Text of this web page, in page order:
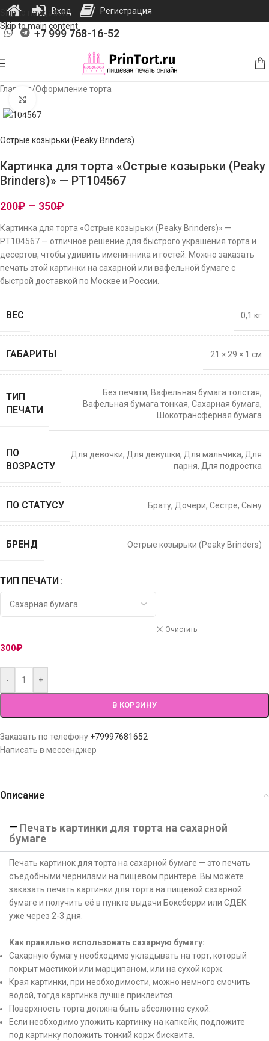
Skip to navigation
Skip to main content
+7 999 768-16-52
Главная/Оформление торта
Острые козырьки (Peaky Brinders)
Картинка для торта «Острые козырьки (Peaky
Brinders)» — PT104567
200₽ – 350₽
Картинка для торта «Острые козырьки (Peaky Brinders)» —
PT104567 — отличное решение для быстрого украшения торта и
десертов, чтобы удивить именинника и гостей. Можно заказать
печать этой картинки на сахарной или вафельной бумаге с
быстрой доставкой по Москве и России.
ВЕС 0,1 кг
ГАБАРИТЫ 21 × 29 × 1 см
ТИП
ПЕЧАТИ
Без печати, Вафельная бумага толстая,
Вафельная бумага тонкая, Сахарная бумага,
Шокотрансферная бумага
ПО
ВОЗРАСТУ
Для девочки, Для девушки, Для мальчика, Для
парня, Для подростка
ПО СТАТУСУ Брату, Дочери, Сестре, Сыну
БРЕНД Острые козырьки (Peaky Brinders)
ТИП ПЕЧАТИ
Очистить
300₽
- +
В КОРЗИНУ
Заказать по телефону +79997681652
Написать в мессенджер
Описание
Печать картинки для торта на сахарной
бумаге
Печать картинок для торта на сахарной бумаге — это печать
съедобными чернилами на пищевом принтере. Вы можете
заказать печать картинки для торта на пищевой сахарной
бумаге и получить её в пункте выдачи Боксберри или СДЕК
уже через 2-3 дня.
Как правильно использовать сахарную бумагу:
Сахарную бумагу необходимо укладывать на торт, который
покрыт мастикой или марципаном, или на сухой корж.
Края картинки, при необходимости, можно немного смочить
водой, тогда картинка лучше приклеится.
Поверхность торта должна быть абсолютно сухой.
Если необходимо уложить картинку на капкейк, подложите
под картинку положить тонкий корж бисквита.
Вход Регистрация